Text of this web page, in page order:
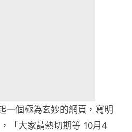
一個極為玄妙的網頁，寫明
「大家請熱切期等 10月4